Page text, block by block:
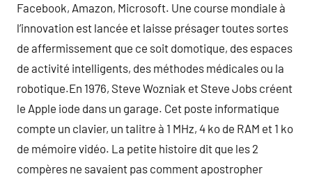
Facebook, Amazon, Microsoft. Une course mondiale à
l’innovation est lancée et laisse présager toutes sortes
de affermissement que ce soit domotique, des espaces
de activité intelligents, des méthodes médicales ou la
robotique.En 1976, Steve Wozniak et Steve Jobs créent
le Apple iode dans un garage. Cet poste informatique
compte un clavier, un talitre à 1 MHz, 4 ko de RAM et 1 ko
de mémoire vidéo. La petite histoire dit que les 2
compères ne savaient pas comment apostropher